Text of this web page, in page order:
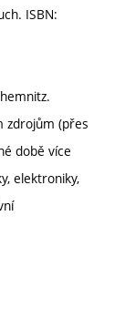
ISBN:
zdrojům (přes
době více
elektroniky,